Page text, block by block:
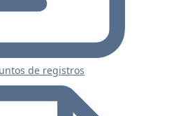
de registros